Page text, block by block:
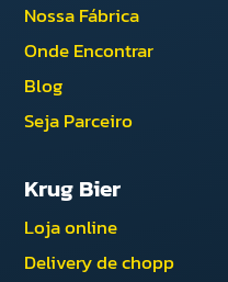
Nossa Fábrica
Onde Encontrar
Blog
Seja Parceiro
Krug Bier
Loja online
Delivery de chopp